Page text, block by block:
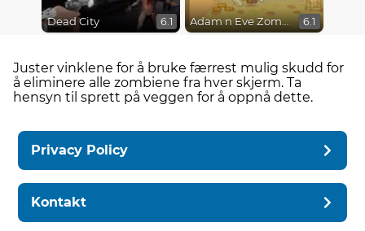
Dead City 6.1 Adam n Eve Zombies 6.1
Juster vinklene for å bruke færrest mulig skudd for
å eliminere alle zombiene fra hver skjerm. Ta
hensyn til sprett på veggen for å oppnå dette.
Privacy Policy
Kontakt